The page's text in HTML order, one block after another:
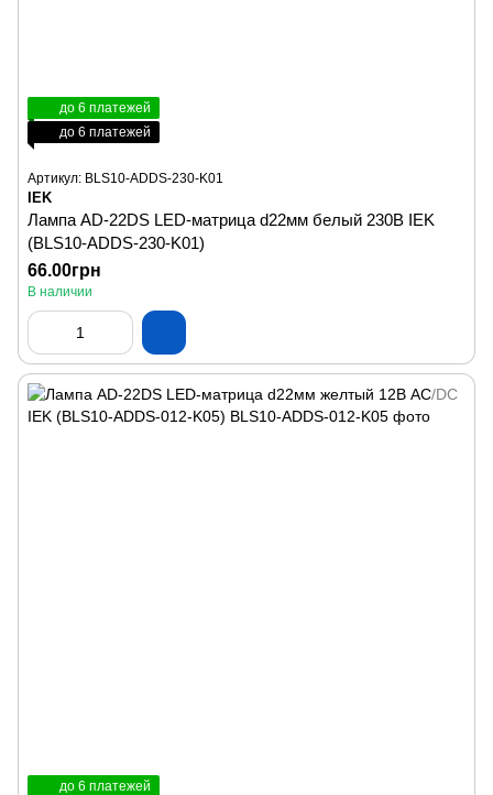
до 6 платежей
до 6 платежей
Артикул: BLS10-ADDS-230-K01
IEK
Лампа AD-22DS LED-матрица d22мм белый 230B IEK
(BLS10-ADDS-230-K01)
66.00грн
В наличии
до 6 платежей